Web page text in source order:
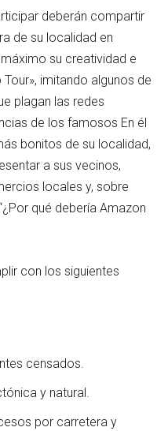
deberán compartir
de su localidad en
su creatividad e
imitando algunos de
plagan las redes
de los famosos En él
bonitos de su localidad,
a sus vecinos,
locales y, sobre
qué debería Amazon
con los siguientes
censados.
y natural.
por carretera y